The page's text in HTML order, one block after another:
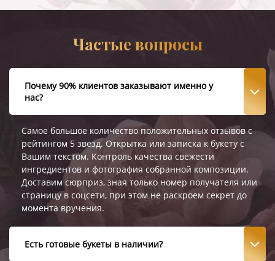
Частые вопросы
Почему 90% клиентов заказывают именно у
нас?
Самое большое количество положительных отзывов с
рейтингом 5 звезд. Открытка или записка к букету с
Вашим текстом. Контроль качества свежести
ингредиентов и фотография собранной композиции.
Доставим сюрприз, зная только номер получателя или
страницу в соцсети, при этом не раскроем секрет до
момента вручения.
Есть готовые букеты в наличии?